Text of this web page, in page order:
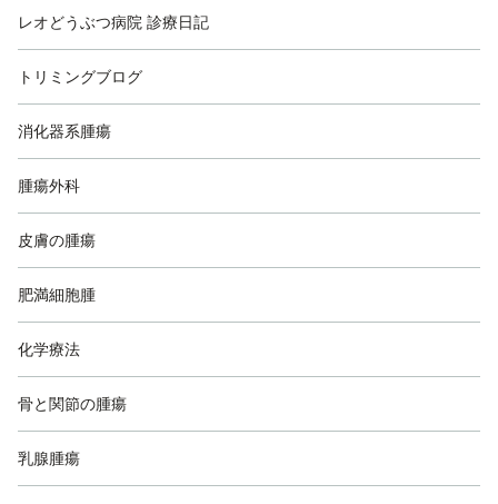
レオどうぶつ病院 診療日記
トリミングブログ
消化器系腫瘍
腫瘍外科
皮膚の腫瘍
肥満細胞腫
化学療法
骨と関節の腫瘍
乳腺腫瘍